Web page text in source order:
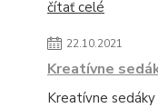
čítať celé
22.10.2021
Kreatívne
Kreatívne